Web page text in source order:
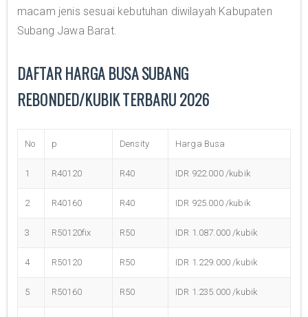
macam jenis sesuai kebutuhan diwilayah Kabupaten
Subang Jawa Barat.
DAFTAR HARGA BUSA SUBANG
REBONDED/KUBIK TERBARU 2026
No p Density Harga Busa
1 R40120 R40 IDR 922.000 /kubik
2 R40160 R40 IDR 925.000 /kubik
3 R50120fix R50 IDR 1.087.000 /kubik
4 R50120 R50 IDR 1.229.000 /kubik
5 R50160 R50 IDR 1.235.000 /kubik